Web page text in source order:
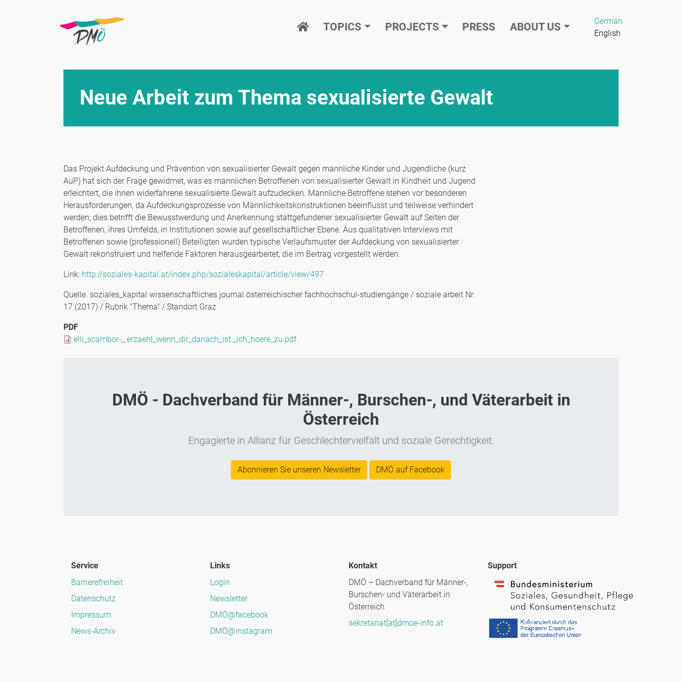
Hauptnavigation
TOPICS PROJECTS PRESS ABOUT US
German
English
Neue Arbeit zum Thema sexualisierte Gewalt
Das Projekt Aufdeckung und Prävention von sexualisierter Gewalt gegen männliche Kinder und Jugendliche (kurz
AuP) hat sich der Frage gewidmet, was es männlichen Betroffenen von sexualisierter Gewalt in Kindheit und Jugend
erleichtert, die ihnen widerfahrene sexualisierte Gewalt aufzudecken. Männliche Betroffene stehen vor besonderen
Herausforderungen, da Aufdeckungsprozesse von Männlichkeitskonstruktionen beeinflusst und teilweise verhindert
werden; dies betrifft die Bewusstwerdung und Anerkennung stattgefundener sexualisierter Gewalt auf Seiten der
Betroffenen, ihres Umfelds, in Institutionen sowie auf gesellschaftlicher Ebene. Aus qualitativen Interviews mit
Betroffenen sowie (professionell) Beteiligten wurden typische Verlaufsmuster der Aufdeckung von sexualisierter
Gewalt rekonstruiert und helfende Faktoren herausgearbeitet, die im Beitrag vorgestellt werden.
Link: http://soziales-kapital.at/index.php/sozialeskapital/article/view/497
Quelle. soziales_kapital wissenschaftliches journal österreichischer fachhochschul-studiengänge / soziale arbeit Nr.
17 (2017) / Rubrik "Thema" / Standort Graz
PDF
Document
elli_scambor-_.erzaehl_wenn_dir_danach_ist._ich_hoere_zu.pdf
DMÖ - Dachverband für Männer-, Burschen-, und Väterarbeit in
Österreich
Engagierte in Allianz für Geschlechtervielfalt und soziale Gerechtigkeit.
Abonnieren Sie unseren Newsletter DMÖ auf Facebook
Service
Barrierefreiheit
Datenschutz
Impressum
News-Archiv
Links
Login
Newsletter
DMÖ@facebook
DMÖ@instagram
Kontakt
DMÖ – Dachverband für Männer-,
Burschen- und Väterarbeit in
Österreich
sekretariat[at]dmoe-info.at
Support